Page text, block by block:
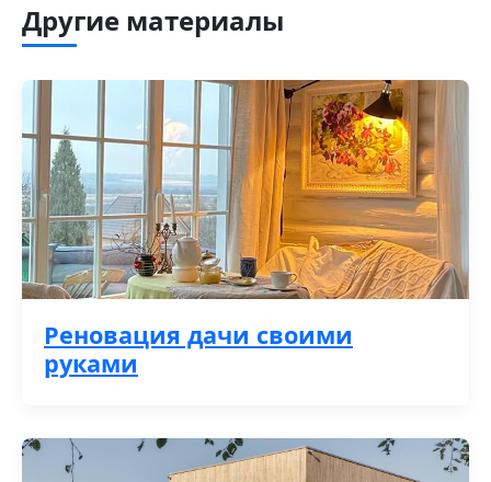
Другие материалы
Реновация дачи своими
руками